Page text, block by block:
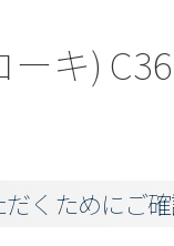
ーキ)
くためにご確